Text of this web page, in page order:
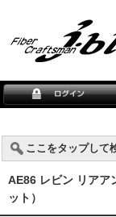
ここをタップして
AE86 レビン リアア
ット）